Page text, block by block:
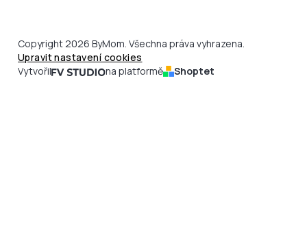
Copyright 2026 ByMom. Všechna práva vyhrazena.
Upravit nastavení cookies
Vytvořil
na platformě Shoptet